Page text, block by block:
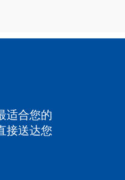
适合您的
接送达您